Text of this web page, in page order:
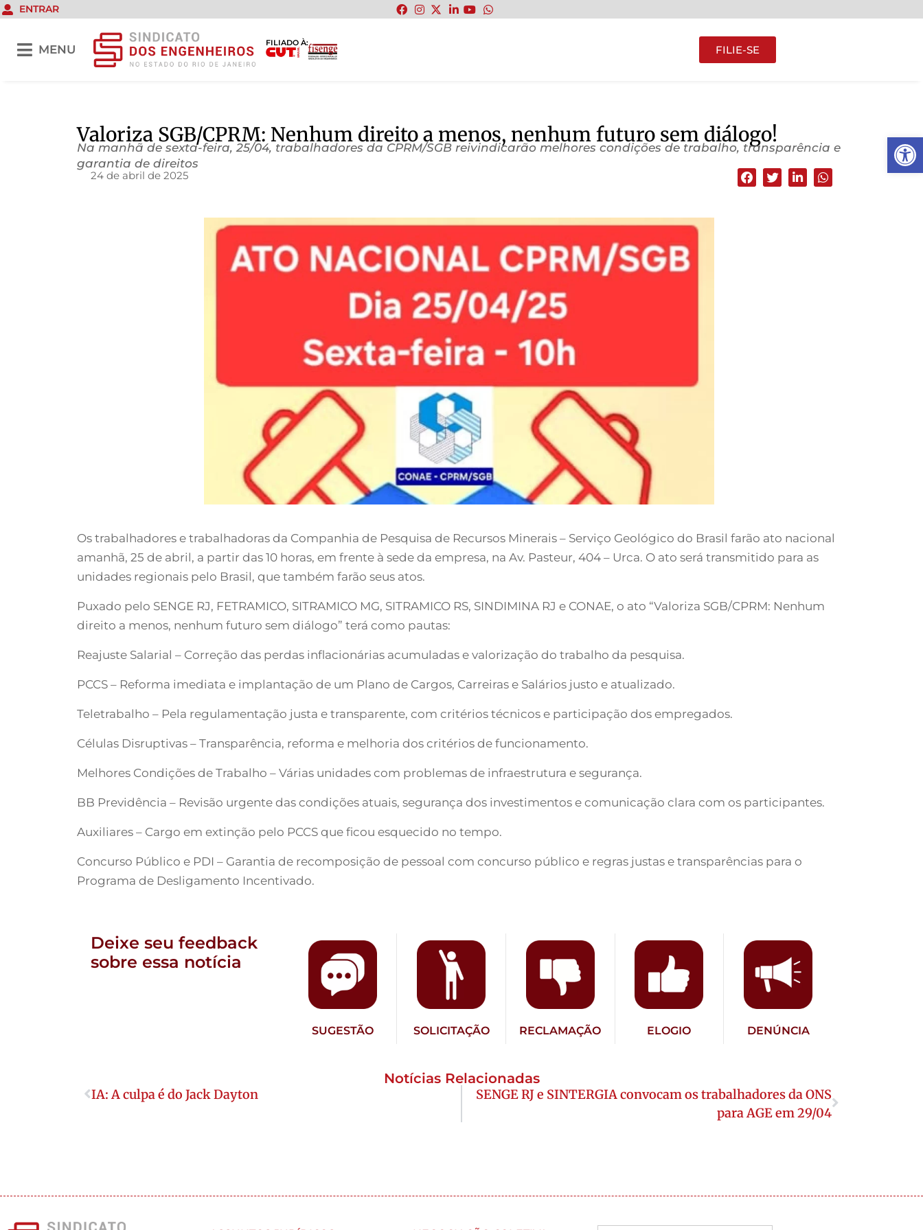
Abrir
ENTRAR
MENU
FILIADO À:
FILIE-SE
Valoriza SGB/CPRM: Nenhum direito a menos, nenhum futuro sem diálogo!
Na manhã de sexta-feira, 25/04, trabalhadores da CPRM/SGB reivindicarão melhores condições de trabalho, transparência e
garantia de direitos
24 de abril de 2025
Os trabalhadores e trabalhadoras da Companhia de Pesquisa de Recursos Minerais – Serviço Geológico do Brasil farão ato nacional
amanhã, 25 de abril, a partir das 10 horas, em frente à sede da empresa, na Av. Pasteur, 404 – Urca. O ato será transmitido para as
unidades regionais pelo Brasil, que também farão seus atos.
Puxado pelo SENGE RJ, FETRAMICO, SITRAMICO MG, SITRAMICO RS, SINDIMINA RJ e CONAE, o ato “Valoriza SGB/CPRM: Nenhum
direito a menos, nenhum futuro sem diálogo” terá como pautas:
Reajuste Salarial – Correção das perdas inflacionárias acumuladas e valorização do trabalho da pesquisa.
PCCS – Reforma imediata e implantação de um Plano de Cargos, Carreiras e Salários justo e atualizado.
Teletrabalho – Pela regulamentação justa e transparente, com critérios técnicos e participação dos empregados.
Células Disruptivas – Transparência, reforma e melhoria dos critérios de funcionamento.
Melhores Condições de Trabalho – Várias unidades com problemas de infraestrutura e segurança.
BB Previdência – Revisão urgente das condições atuais, segurança dos investimentos e comunicação clara com os participantes.
Auxiliares – Cargo em extinção pelo PCCS que ficou esquecido no tempo.
Concurso Público e PDI – Garantia de recomposição de pessoal com concurso público e regras justas e transparências para o
Programa de Desligamento Incentivado.
Deixe seu feedback
sobre essa notícia
SUGESTÃO SOLICITAÇÃO RECLAMAÇÃO ELOGIO DENÚNCIA
Notícias Relacionadas
IA: A culpa é do Jack Dayton
SENGE RJ e SINTERGIA convocam os trabalhadores da ONS
para AGE em 29/04